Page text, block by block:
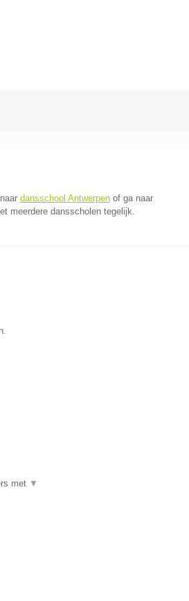
dansschool Antwerpenof ga naar
meerdere dansscholen tegelijk.
met ▼